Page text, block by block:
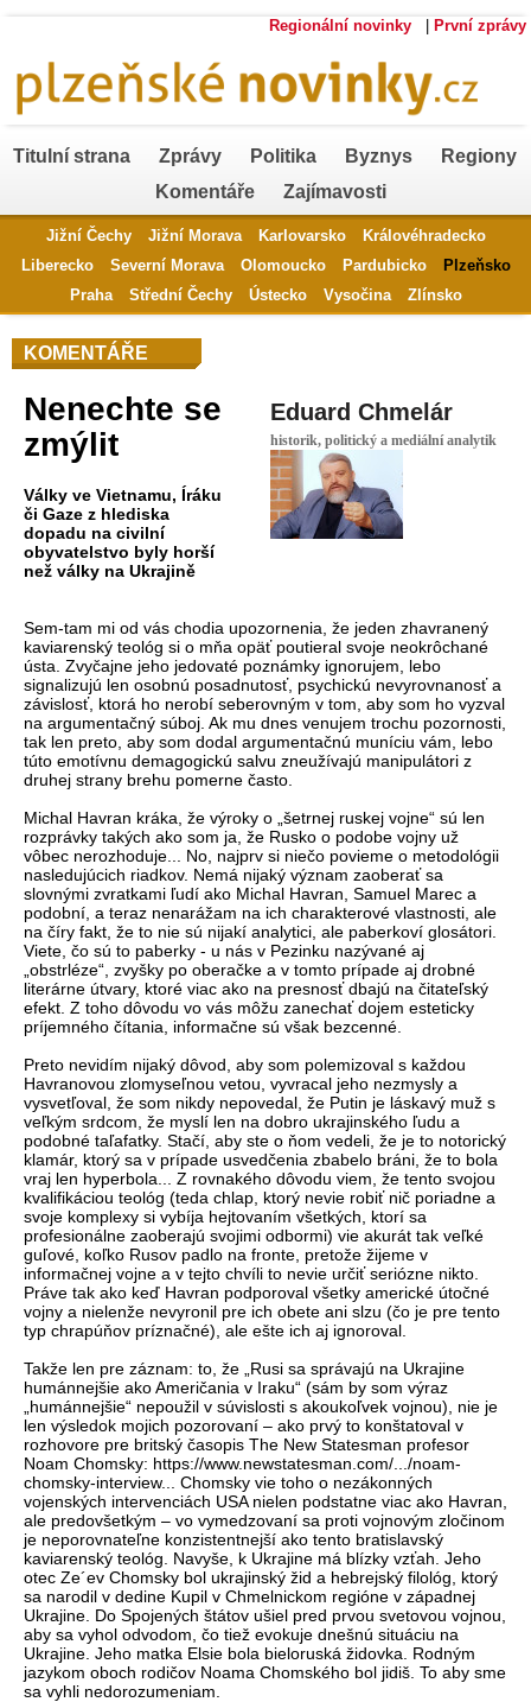
Regionální novinky První zprávy
Titulní strana Zprávy Politika Byznys
Regiony
Komentáře
Zajímavosti
Jižní Čechy Jižní Morava Karlovarsko
Královéhradecko
Liberecko
Severní Morava Olomoucko Pardubicko
Plzeňsko
Praha
Střední Čechy Ústecko Vysočina Zlínsko
KOMENTÁŘE
Eduard Chmelár
historik, politický a mediální analytik
Nenechte se
zmýlit
Války ve Vietnamu, Íráku
či Gaze z hlediska
dopadu na civilní
obyvatelstvo byly horší
než války na Ukrajině
Sem-tam mi od vás chodia upozornenia, že jeden zhavranený
kaviarenský teológ si o mňa opäť poutieral svoje neokrôchané
ústa. Zvyčajne jeho jedovaté poznámky ignorujem, lebo
signalizujú len osobnú posadnutosť, psychickú nevyrovnanosť a
závislosť, ktorá ho nerobí seberovným v tom, aby som ho vyzval
na argumentačný súboj. Ak mu dnes venujem trochu pozornosti,
tak len preto, aby som dodal argumentačnú muníciu vám, lebo
túto emotívnu demagogickú salvu zneužívajú manipulátori z
druhej strany brehu pomerne často.
Michal Havran kráka, že výroky o „šetrnej ruskej vojne“ sú len
rozprávky takých ako som ja, že Rusko o podobe vojny už
vôbec nerozhoduje... No, najprv si niečo povieme o metodológii
nasledujúcich riadkov. Nemá nijaký význam zaoberať sa
slovnými zvratkami ľudí ako Michal Havran, Samuel Marec a
podobní, a teraz nenarážam na ich charakterové vlastnosti, ale
na číry fakt, že to nie sú nijakí analytici, ale paberkoví glosátori.
Viete, čo sú to paberky - u nás v Pezinku nazývané aj
„obstrléze“, zvyšky po oberačke a v tomto prípade aj drobné
literárne útvary, ktoré viac ako na presnosť dbajú na čitateľský
efekt. Z toho dôvodu vo vás môžu zanechať dojem esteticky
príjemného čítania, informačne sú však bezcenné.
Preto nevidím nijaký dôvod, aby som polemizoval s každou
Havranovou zlomyseľnou vetou, vyvracal jeho nezmysly a
vysvetľoval, že som nikdy nepovedal, že Putin je láskavý muž s
veľkým srdcom, že myslí len na dobro ukrajinského ľudu a
podobné taľafatky. Stačí, aby ste o ňom vedeli, že je to notorický
klamár, ktorý sa v prípade usvedčenia zbabelo bráni, že to bola
vraj len hyperbola... Z rovnakého dôvodu viem, že tento svojou
kvalifikáciou teológ (teda chlap, ktorý nevie robiť nič poriadne a
svoje komplexy si vybíja hejtovaním všetkých, ktorí sa
profesionálne zaoberajú svojimi odbormi) vie akurát tak veľké
guľové, koľko Rusov padlo na fronte, pretože žijeme v
informačnej vojne a v tejto chvíli to nevie určiť seriózne nikto.
Práve tak ako keď Havran podporoval všetky americké útočné
vojny a nielenže nevyronil pre ich obete ani slzu (čo je pre tento
typ chrapúňov príznačné), ale ešte ich aj ignoroval.
Takže len pre záznam: to, že „Rusi sa správajú na Ukrajine
humánnejšie ako Američania v Iraku“ (sám by som výraz
„humánnejšie“ nepoužil v súvislosti s akoukoľvek vojnou), nie je
len výsledok mojich pozorovaní – ako prvý to konštatoval v
rozhovore pre britský časopis The New Statesman profesor
Noam Chomsky: https://www.newstatesman.com/.../noam-
chomsky-interview... Chomsky vie toho o nezákonných
vojenských intervenciách USA nielen podstatne viac ako Havran,
ale predovšetkým – vo vymedzovaní sa proti vojnovým zločinom
je neporovnateľne konzistentnejší ako tento bratislavský
kaviarenský teológ. Navyše, k Ukrajine má blízky vzťah. Jeho
otec Ze´ev Chomsky bol ukrajinský žid a hebrejský filológ, ktorý
sa narodil v dedine Kupil v Chmelnickom regióne v západnej
Ukrajine. Do Spojených štátov ušiel pred prvou svetovou vojnou,
aby sa vyhol odvodom, čo tiež evokuje dnešnú situáciu na
Ukrajine. Jeho matka Elsie bola bieloruská židovka. Rodným
jazykom oboch rodičov Noama Chomského bol jidiš. To aby sme
sa vyhli nedorozumeniam.